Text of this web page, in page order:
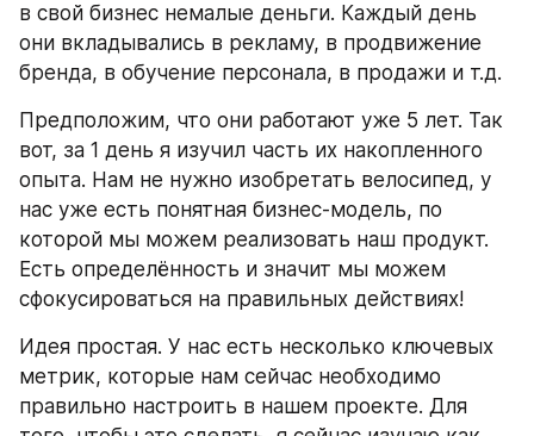
в свой бизнес немалые деньги. Каждый день
они вкладывались в рекламу, в продвижение
бренда, в обучение персонала, в продажи и т.д.
Предположим, что они работают уже 5 лет. Так
вот, за 1 день я изучил часть их накопленного
опыта. Нам не нужно изобретать велосипед, у
нас уже есть понятная бизнес-модель, по
которой мы можем реализовать наш продукт.
Есть определённость и значит мы можем
сфокусироваться на правильных действиях!
Идея простая. У нас есть несколько ключевых
метрик, которые нам сейчас необходимо
правильно настроить в нашем проекте. Для